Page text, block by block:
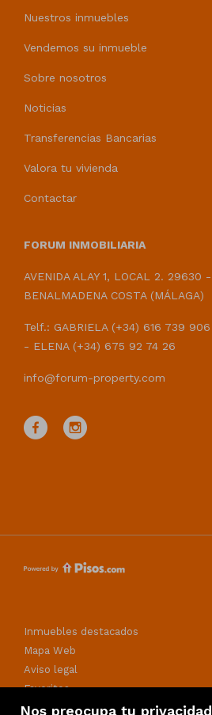
Nos preocupa tu privacidad
Nuestros inmuebles
Vendemos su inmueble
Sobre nosotros
Noticias
Transferencias Bancarias
Valora tu vivienda
Contactar
FORUM INMOBILIARIA
AVENIDA ALAY 1, LOCAL 2. 29630 -
BENALMADENA COSTA (MÁLAGA)
Telf.: GABRIELA (+34) 616 739 906
- ELENA (+34) 675 92 74 26
info@forum-property.com
Inmuebles destacados
Mapa Web
Aviso legal
Favoritos
Política de cookies